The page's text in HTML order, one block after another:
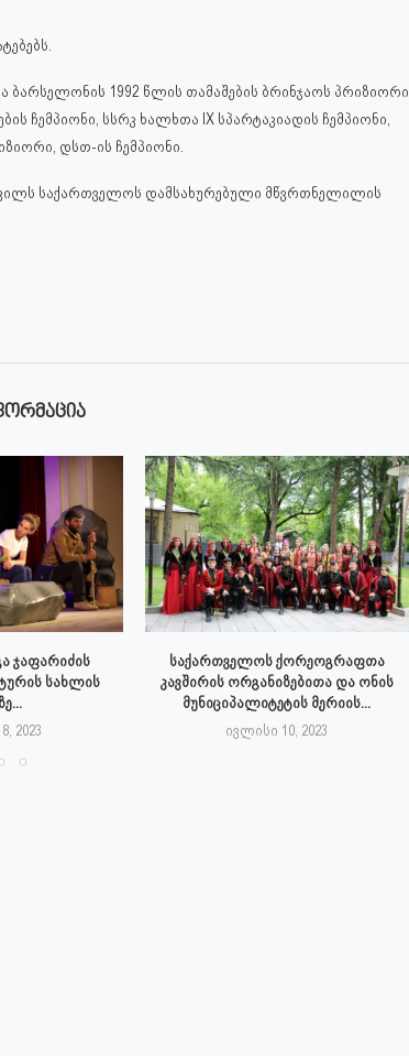
ბარსელონის 1992 წლის თამაშების ბრინჯაოს პრიზიორი.
ჩემპიონი, სსრკ ხალხთა IX სპარტაკიადის ჩემპიონი,
დსთ-ის ჩემპიონი.
საქართველოს დამსახურებული მწვრთნელილის
ჯაფარიძის
სახლის
2023
საქართველოს ქორეოგრაფთა
კავშირის ორგანიზებითა და ონის
მუნიციპალიტეტის მერიის...
ივლისი 10, 2023